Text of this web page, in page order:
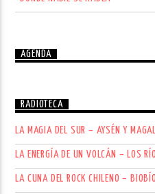
AGENDA
RADIOTECA
LA MAGIA DEL SUR – AYSÉN Y
LA ENERGÍA DE UN VOLCÁN – LOS
LA CUNA DEL ROCK CHILENO – BIOBÍO